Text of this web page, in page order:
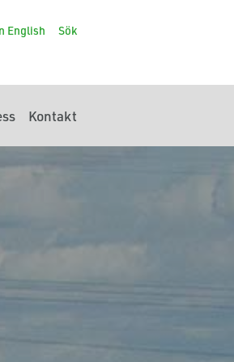
English Sök
Kontakt